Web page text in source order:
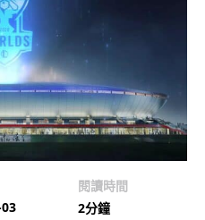
閱讀時間
2分鐘